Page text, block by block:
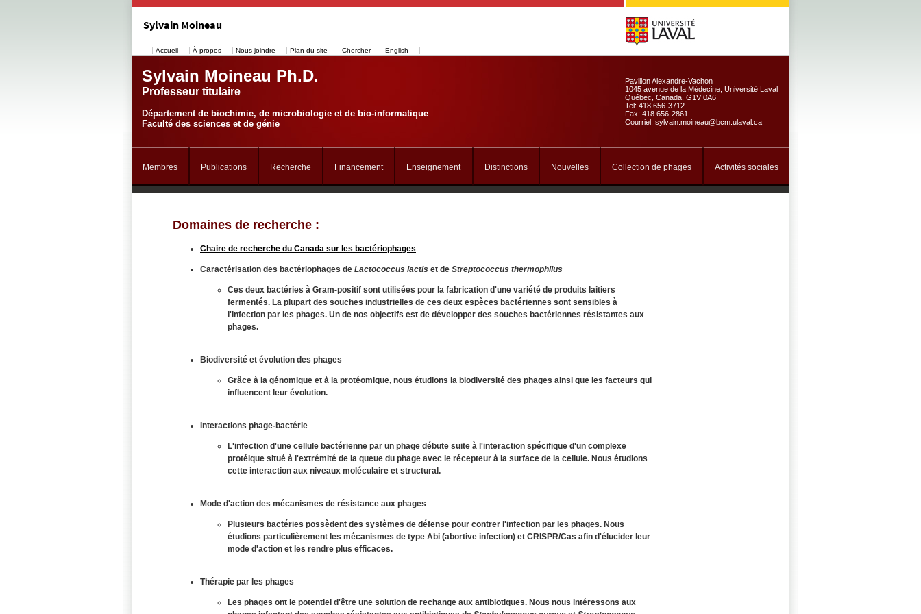
Sylvain Moineau
Accueil À propos Nous joindre Plan du site Chercher English
Sylvain Moineau Ph.D.
Professeur titulaire
Département de biochimie, de microbiologie et de bio-informatique
Faculté des sciences et de génie
Pavillon Alexandre-Vachon
1045 avenue de la Médecine, Université Laval
Québec, Canada, G1V 0A6
Tel: 418 656-3712
Fax: 418 656-2861
Courriel: sylvain.moineau@bcm.ulaval.ca
Membres Publications Recherche Financement Enseignement Distinctions Nouvelles Collection de phages Activités sociales
Domaines de recherche :
Chaire de recherche du Canada sur les bactériophages
Caractérisation des bactériophages de Lactococcus lactis et de Streptococcus thermophilus
Ces deux bactéries à Gram-positif sont utilisées pour la fabrication d'une variété de produits laitiers
fermentés. La plupart des souches industrielles de ces deux espèces bactériennes sont sensibles à
l'infection par les phages. Un de nos objectifs est de développer des souches bactériennes résistantes aux
phages.
Biodiversité et évolution des phages
Grâce à la génomique et à la protéomique, nous étudions la biodiversité des phages ainsi que les facteurs qui
influencent leur évolution.
Interactions phage-bactérie
L'infection d'une cellule bactérienne par un phage débute suite à l'interaction spécifique d'un complexe
protéique situé à l'extrémité de la queue du phage avec le récepteur à la surface de la cellule. Nous étudions
cette interaction aux niveaux moléculaire et structural.
Mode d'action des mécanismes de résistance aux phages
Plusieurs bactéries possèdent des systèmes de défense pour contrer l'infection par les phages. Nous
étudions particulièrement les mécanismes de type Abi (abortive infection) et CRISPR/Cas afin d'élucider leur
mode d'action et les rendre plus efficaces.
Thérapie par les phages
Les phages ont le potentiel d'être une solution de rechange aux antibiotiques. Nous nous intéressons aux